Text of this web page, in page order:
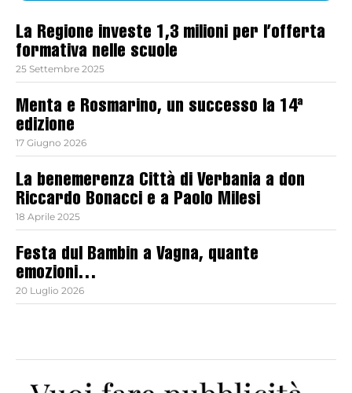
La Regione investe 1,3 milioni per l’offerta
formativa nelle scuole
25 Settembre 2025
Menta e Rosmarino, un successo la 14ª
edizione
17 Giugno 2026
La benemerenza Città di Verbania a don
Riccardo Bonacci e a Paolo Milesi
18 Aprile 2025
Festa dul Bambin a Vagna, quante
emozioni…
20 Luglio 2026